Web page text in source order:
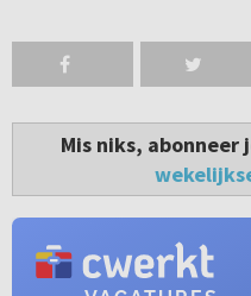
Mis niks, abonneer